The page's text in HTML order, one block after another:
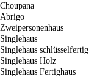
Choupana
Abrigo
Zweipersonenhaus
Singlehaus
Singlehaus schlüsselfertig
Singlehaus Holz
Singlehaus Fertighaus